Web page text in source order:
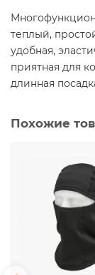
теплый,
удобная,
приятная для
длинная
Похожие